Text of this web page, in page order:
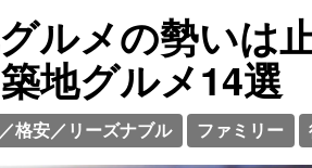
ルメの勢いは
地グルメ14選
格安／リーズナブル ファミリー